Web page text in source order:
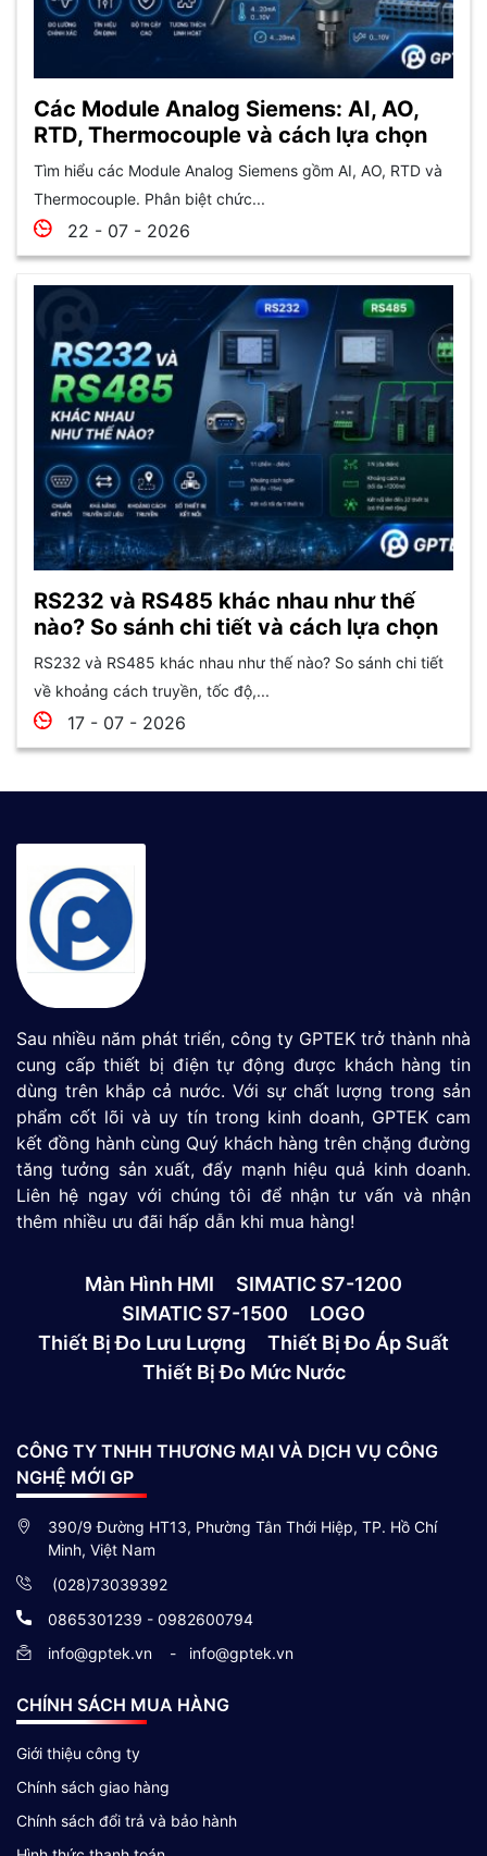
Các Module Analog Siemens: AI, AO,
RTD, Thermocouple và cách lựa chọn
Tìm hiểu các Module Analog Siemens gồm AI, AO, RTD và
Thermocouple. Phân biệt chức...
22 - 07 - 2026
RS232 và RS485 khác nhau như thế
nào? So sánh chi tiết và cách lựa chọn
RS232 và RS485 khác nhau như thế nào? So sánh chi tiết
về khoảng cách truyền, tốc độ,...
17 - 07 - 2026
Sau nhiều năm phát triển, công ty GPTEK trở thành nhà
cung cấp thiết bị điện tự động được khách hàng tin
dùng trên khắp cả nước. Với sự chất lượng trong sản
phẩm cốt lõi và uy tín trong kinh doanh, GPTEK cam
kết đồng hành cùng Quý khách hàng trên chặng đường
tăng tưởng sản xuất, đẩy mạnh hiệu quả kinh doanh.
Liên hệ ngay với chúng tôi để nhận tư vấn và nhận
thêm nhiều ưu đãi hấp dẫn khi mua hàng!
Màn Hình HMI
SIMATIC S7-1200
SIMATIC S7-1500
LOGO
Thiết Bị Đo Lưu Lượng
Thiết Bị Đo Áp Suất
Thiết Bị Đo Mức Nước
CÔNG TY TNHH THƯƠNG MẠI VÀ DỊCH VỤ CÔNG
NGHỆ MỚI GP
390/9 Đường HT13, Phường Tân Thới Hiệp, TP. Hồ Chí
Minh, Việt Nam
(028)73039392
0865301239 - 0982600794
info@gptek.vn
- info@gptek.vn
CHÍNH SÁCH MUA HÀNG
Giới thiệu công ty
Chính sách giao hàng
Chính sách đổi trả và bảo hành